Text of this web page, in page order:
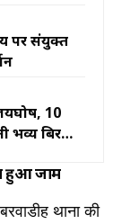
पर संयुक्त
10
भव्य बिरसा
हुआ जाम
थाना की